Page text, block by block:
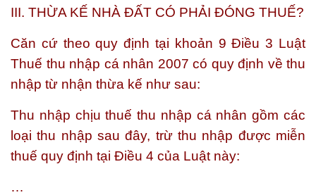
III. THỪA KẾ NHÀ ĐẤT CÓ PHẢI ĐÓNG THUẾ?
Căn cứ theo quy định tại khoản 9 Điều 3 Luật
Thuế thu nhập cá nhân 2007 có quy định về thu
nhập từ nhận thừa kế như sau:
Thu nhập chịu thuế thu nhập cá nhân gồm các
loại thu nhập sau đây, trừ thu nhập được miễn
thuế quy định tại Điều 4 của Luật này:
…